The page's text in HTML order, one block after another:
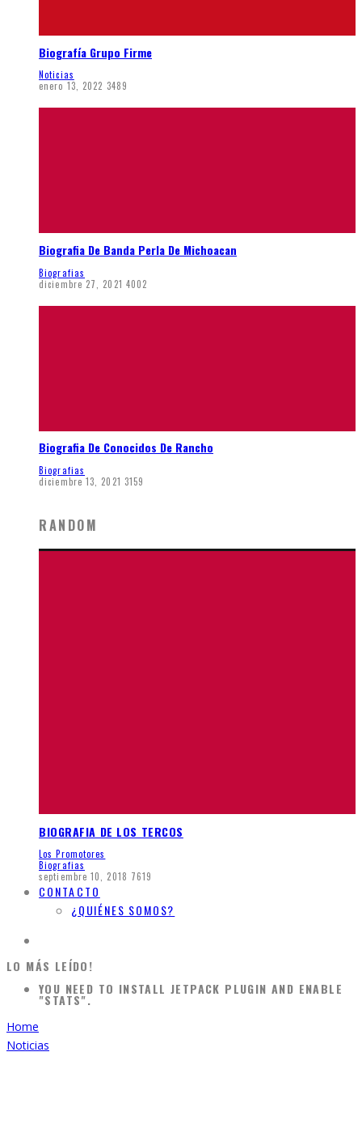
Biografía Grupo Firme
Noticias
enero 13, 2022 3489
Biografia De Banda Perla De Michoacan
Biografias
diciembre 27, 2021 4002
Biografia De Conocidos De Rancho
Biografias
diciembre 13, 2021 3159
RANDOM
BIOGRAFIA DE LOS TERCOS
Los Promotores
Biografias
septiembre 10, 2018 7619
CONTACTO
¿QUIÉNES SOMOS?
LO MÁS LEÍDO!
YOU NEED TO INSTALL JETPACK PLUGIN AND ENABLE
"STATS".
Home
Noticias